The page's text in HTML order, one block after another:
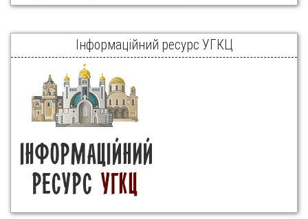
Інформаційний ресурс УГКЦ